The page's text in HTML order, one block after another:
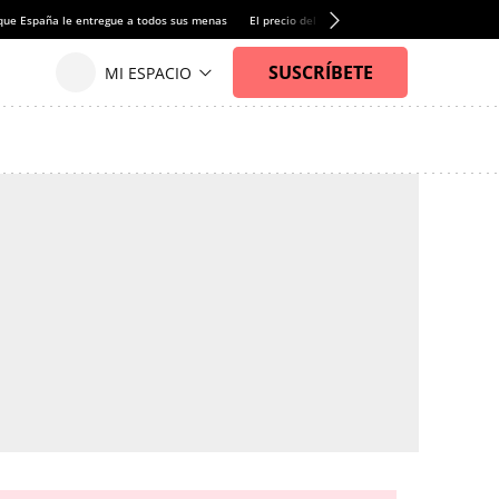
España le entregue a todos sus menas El precio del alquiler de vivienda baja por